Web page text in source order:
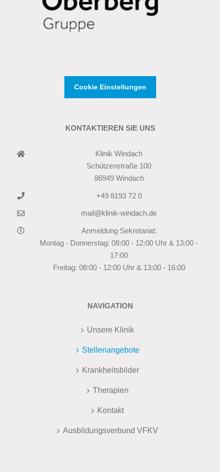
Cookie Einstellungen
KONTAKTIEREN SIE UNS
Klinik Windach
Schützenstraße 100
86949 Windach
+49 8193 72 0
mail@klinik-windach.de
Anmeldung Sekretariat:
Montag - Donnerstag: 08:00 - 12:00 Uhr & 13:00 -
17:00
Freitag: 08:00 - 12:00 Uhr & 13:00 - 16:00
NAVIGATION
Unsere Klinik
Stellenangebote
Krankheitsbilder
Therapien
Kontakt
Ausbildungsverbund VFKV